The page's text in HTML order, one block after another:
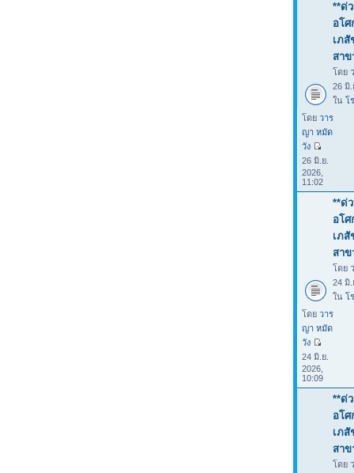
**ด่
อโ
เภสั
สาข
โดย
26 มิ.
ใน โ
โดย วาร
ญา หมัด
วัง
26 มิ.ย.
2026,
11:02
**ด่
อโ
เภสั
สาข
โดย
24 มิ.
ใน โ
โดย วาร
ญา หมัด
วัง
24 มิ.ย.
2026,
10:09
**ด่
อโ
เภสั
สาข
โดย